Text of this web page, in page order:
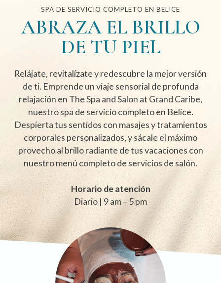
SPA DE SERVICIO COMPLETO EN BELICE
ABRAZA EL BRILLO
DE TU PIEL
Relájate, revitalízate y redescubre la mejor versión
de ti. Emprende un viaje sensorial de profunda
relajación en The Spa and Salon at Grand Caribe,
nuestro spa de servicio completo en Belice.
Despierta tus sentidos con masajes y tratamientos
corporales personalizados, y sácale el máximo
provecho al brillo radiante de tus vacaciones con
nuestro menú completo de servicios de salón.
Horario de atención
Diario | 9 am – 5 pm